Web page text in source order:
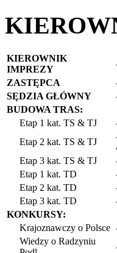
KIEROWNIK
IMPREZY
ZASTĘPCA
SĘDZIA GŁÓWNY
BUDOWA TRAS:
Etap 1 kat. TS & TJ
Etap 2 kat. TS & TJ
Etap 3 kat. TS & TJ
Etap 1 kat. TD
Etap 2 kat. TD
Etap 3 kat. TD
KONKURSY:
Krajoznawczy o Polsce
Wiedzy o Radzyniu